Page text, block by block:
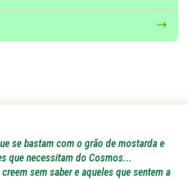
se bastam com o grão de mostarda e
que necessitam do Cosmos...
sem saber e aqueles que sentem a